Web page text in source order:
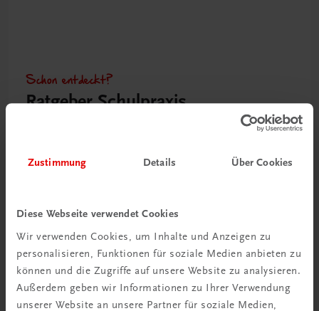
Zustimmung Details Über Cookies
Diese Webseite verwendet Cookies
Wir verwenden Cookies, um Inhalte und Anzeigen zu
personalisieren, Funktionen für soziale Medien anbieten zu
können und die Zugriffe auf unsere Website zu analysieren.
Außerdem geben wir Informationen zu Ihrer Verwendung
unserer Website an unsere Partner für soziale Medien,
Schon entdeckt?
Ratgeber Schulpraxis